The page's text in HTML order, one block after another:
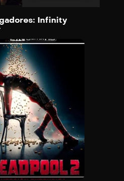
Infinity
Deadpool 2
2018 123 min
Trailer